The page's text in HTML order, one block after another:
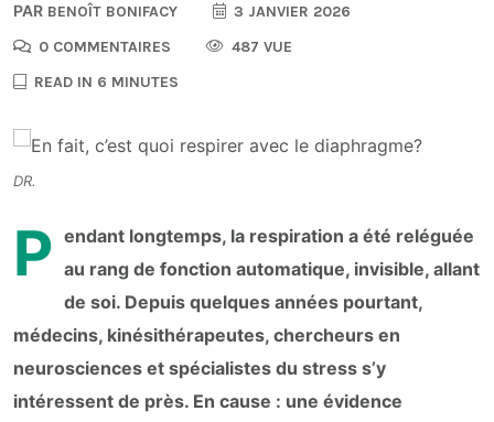
PAR BENOÎT BONIFACY
3 JANVIER 2026
0 COMMENTAIRES
487 VUE
READ IN 6 MINUTES
DR.
P endant longtemps, la respiration a été reléguée
au rang de fonction automatique, invisible, allant
de soi. Depuis quelques années pourtant,
médecins, kinésithérapeutes, chercheurs en
neurosciences et spécialistes du stress s’y
intéressent de près. En cause : une évidence